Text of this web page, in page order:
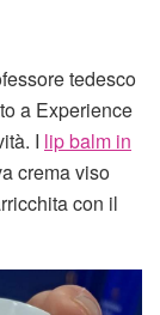
tedesco
a Experience
I lip balm in
crema viso
con il